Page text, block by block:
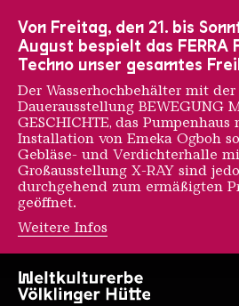
Startseite
Von Freitag, den 21. bis
August bespielt das FERRA
Techno unser gesamtes
Der Wasserhochbehälter mit der
Dauerausstellung BEWEGUNG
GESCHICHTE, das
Installation von Emeka Ogboh
Gebläse- und Verdichterhalle
Großausstellung X-RAY sind
durchgehend zum ermäßigten
geöffnet.
Weitere Infos